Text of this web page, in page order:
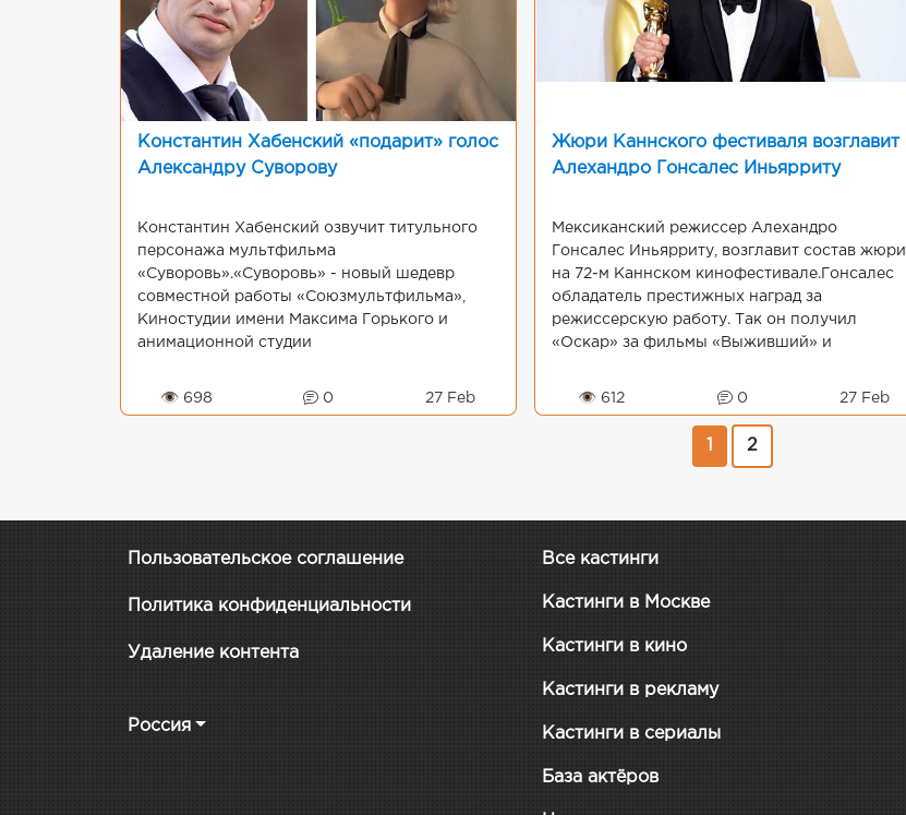
Константин Хабенский «подарит» голос
Александру Суворову
Константин Хабенский озвучит титульного
персонажа мультфильма
«Суворовь».«Суворовь» - новый шедевр
совместной работы «Союзмультфильма»,
Киностудии имени Максима Горького и
анимационной студии
величайший российский полководец, не
👁 698 0 27 Feb
Жюри Каннского фестиваля возглавит
Алехандро Гонсалес Иньярриту
Мексиканский режиссер Алехандро
Гонсалес Иньярриту, возглавит состав жюри
на 72-м Каннском кинофестивале.Гонсалес
обладатель престижных наград за
режиссерскую работу. Так он получил
«Оскар» за фильмы «Выживший» и
Алехандро получил приз за лучшую
👁 612 0 27 Feb
2
Пользовательское соглашение
Политика конфиденциальности
Удаление контента
Россия
Все кастинги
Кастинги в Москве
Кастинги в кино
Кастинги в рекламу
Кастинги в сериалы
База актёров